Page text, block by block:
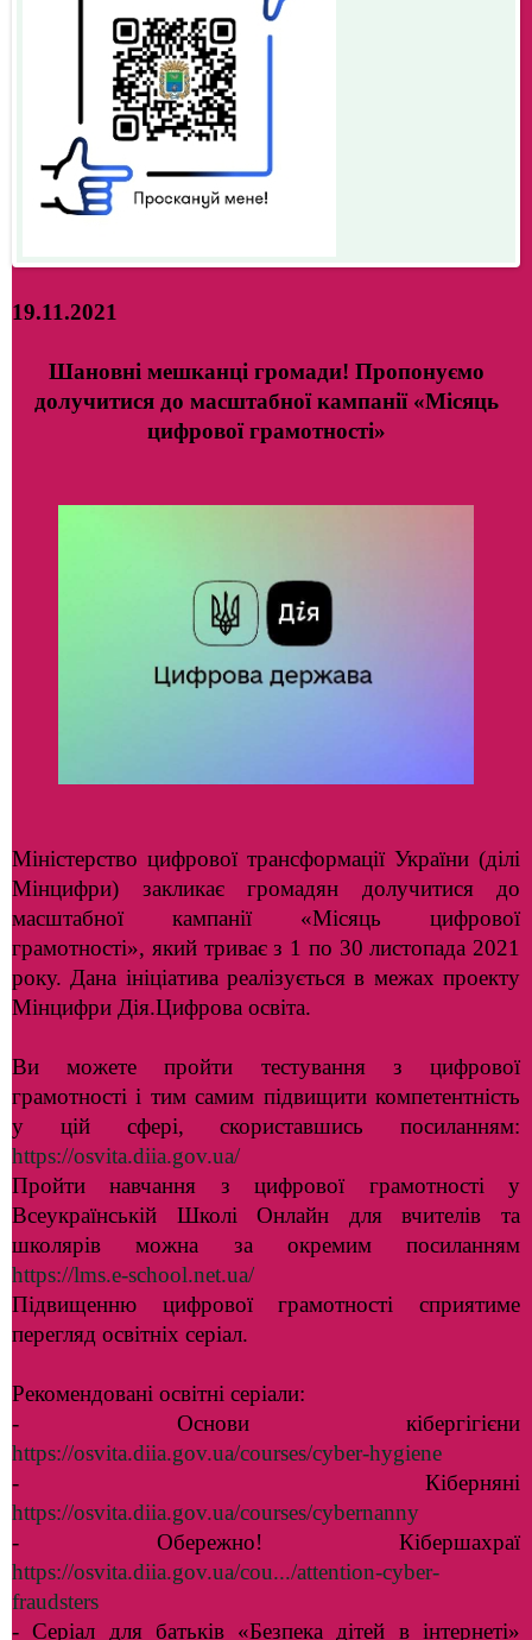
19.11.2021
Шановні мешканці громади! Пропонуємо
долучитися до масштабної кампанії «Місяць
цифрової грамотності»
Міністерство цифрової трансформації України (ділі
Мінцифри) закликає громадян долучитися до
масштабної кампанії «Місяць цифрової
грамотності», який триває з 1 по 30 листопада 2021
року. Дана ініціатива реалізується в межах проекту
Мінцифри Дія.Цифрова освіта.
Ви можете пройти тестування з цифрової
грамотності і тим самим підвищити компетентність
у цій сфері, скориставшись посиланням:
https://osvita.diia.gov.ua/
Пройти навчання з цифрової грамотності у
Всеукраїнській Школі Онлайн для вчителів та
школярів можна за окремим посиланням
https://lms.e-school.net.ua/
Підвищенню цифрової грамотності сприятиме
перегляд освітніх серіал.
Рекомендовані освітні серіали:
- Основи кібергігієни
https://osvita.diia.gov.ua/courses/cyber-hygiene
- Кіберняні
https://osvita.diia.gov.ua/courses/cybernanny
- Обережно! Кібершахраї
https://osvita.diia.gov.ua/cou.../attention-cyber-
fraudsters
- Серіал для батьків «Безпека дітей в інтернеті»